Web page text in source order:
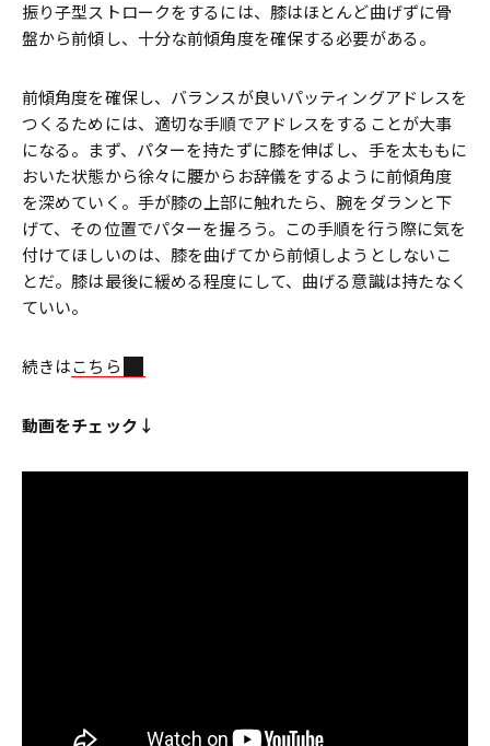
振り子型ストロークをするには、膝はほとんど曲げずに骨
盤から前傾し、十分な前傾角度を確保する必要がある。
前傾角度を確保し、バランスが良いパッティングアドレスを
つくるためには、適切な手順でアドレスをすることが大事
になる。まず、パターを持たずに膝を伸ばし、手を太ももに
おいた状態から徐々に腰からお辞儀をするように前傾角度
を深めていく。手が膝の上部に触れたら、腕をダランと下
げて、その位置でパターを握ろう。この手順を行う際に気を
付けてほしいのは、膝を曲げてから前傾しようとしないこ
とだ。膝は最後に緩める程度にして、曲げる意識は持たなく
ていい。
続きはこちら
動画をチェック↓